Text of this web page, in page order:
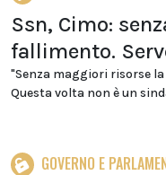
Ssn, Cimo:
fallimento.
"Senza maggiori risorse
Questa volta non è un
GOVERNO E